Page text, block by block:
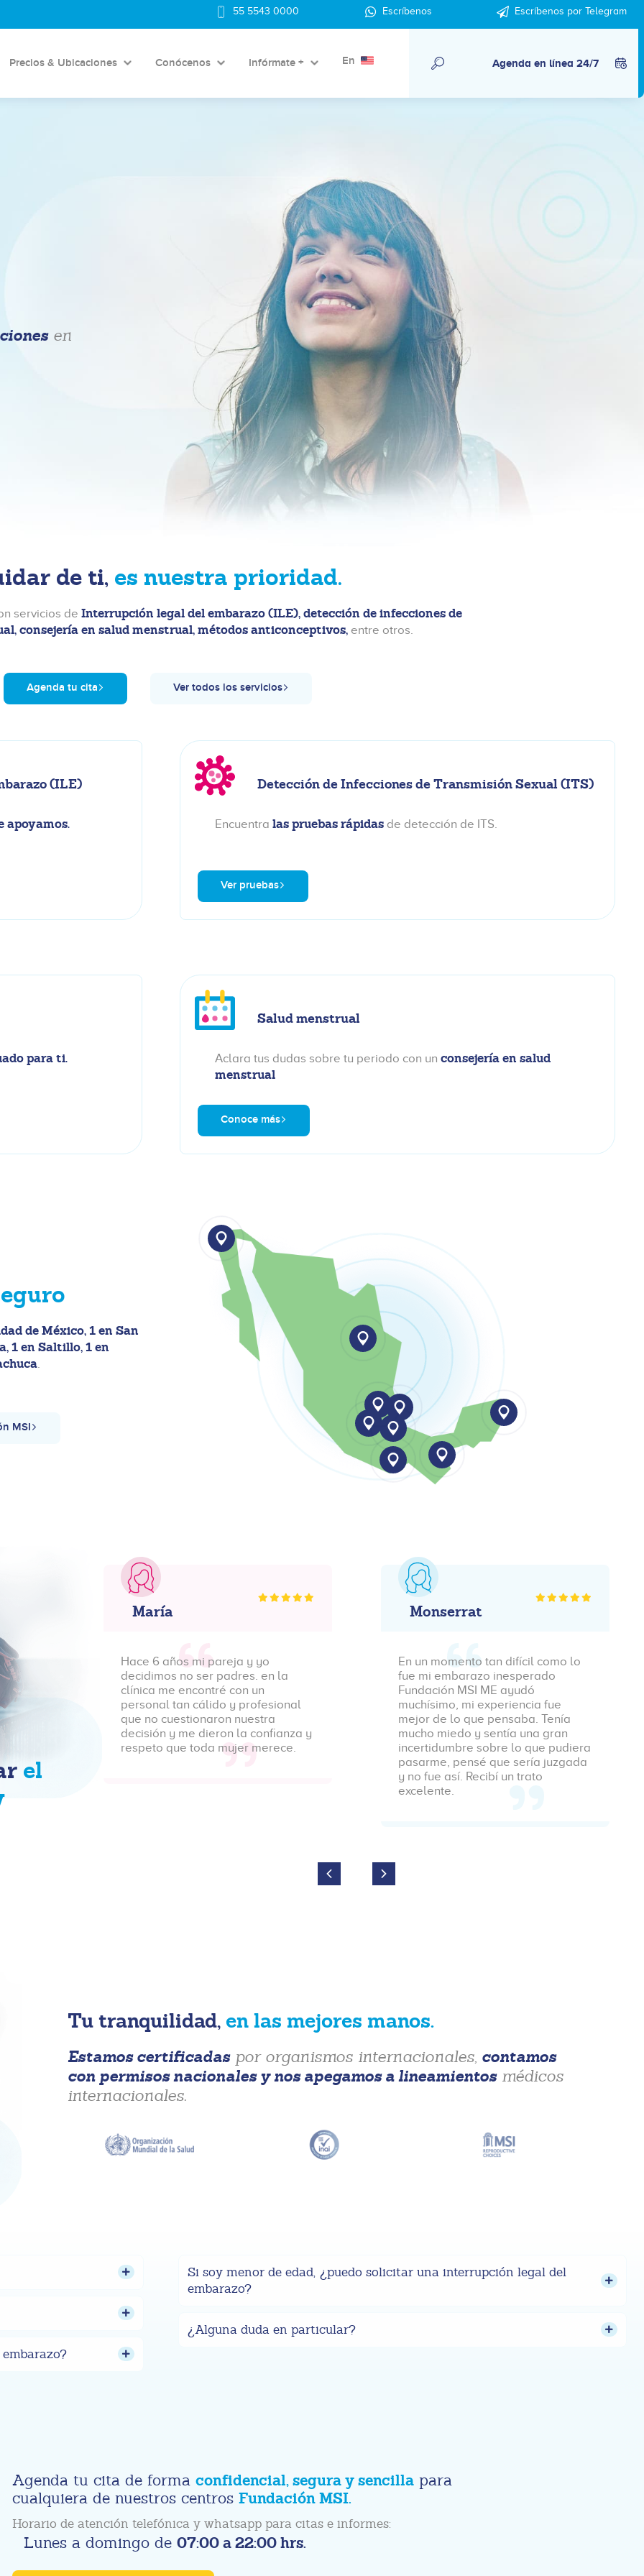
55 5543 0000 Escríbenos Escríbenos por Telegram
Precios & Ubicaciones Conócenos Infórmate + En Agenda en línea 24/7
en
de ti, es nuestra prioridad.
servicios deInterrupción legal del embarazo (ILE), detección de infecciones de
consejería en salud menstrual, métodos anticonceptivos,entre otros.
Agenda tu cita Ver todos los servicios
(ILE)
apoyamos.
Detección de Infecciones de Transmisión Sexual (ITS)
Encuentra las pruebas rápidas de detección de ITS.
Ver pruebas
para ti.
Salud menstrual
Aclara tus dudas sobre tu periodo con un consejería en salud
menstrual
Conoce más
de México, 1 en San
1 en Saltillo, 1 en
.
MSI
el
el
la
María
Hace 6 años mi pareja y yo
decidimos no ser padres. en la
clínica me encontré con un
personal tan cálido y profesional
que no cuestionaron nuestra
decisión y me dieron la confianza y
respeto que toda mujer merece.
Monserrat
En un momento tan difícil como lo
fue mi embarazo inesperado
Fundación MSI ME ayudó
muchísimo, mi experiencia fue
mejor de lo que pensaba. Tenía
mucho miedo y sentía una gran
incertidumbre sobre lo que pudiera
pasarme, pensé que sería juzgada
y no fue así. Recibí un trato
excelente.
Tu tranquilidad,en las mejores manos.
Estamos certificadaspor organismos internacionales, contamos
con permisos nacionales y nos apegamos a lineamientosmédicos
internacionales.
Si soy menor de edad, ¿puedo solicitar una interrupción legal del
embarazo?
¿Alguna duda en particular?
Agenda tu cita de forma confidencial, segura y sencillapara
cualquiera de nuestros centros Fundación MSI.
Horario de atención telefónica y whatsapp para citas e informes:
Lunes a domingo de 07:00 a 22:00 hrs.